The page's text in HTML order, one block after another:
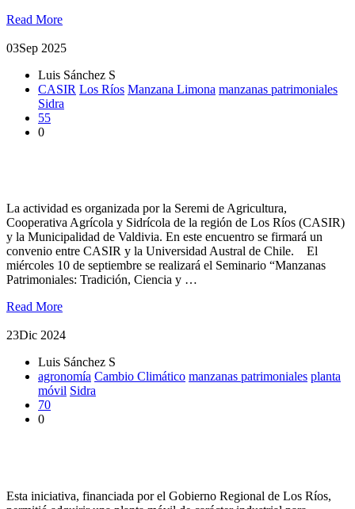
Read More
03Sep 2025
Luis Sánchez S
CASIR Los Ríos Manzana Limona manzanas patrimoniales
Sidra
55
0
La actividad es organizada por la Seremi de Agricultura,
Cooperativa Agrícola y Sidrícola de la región de Los Ríos (CASIR)
y la Municipalidad de Valdivia. En este encuentro se firmará un
convenio entre CASIR y la Universidad Austral de Chile. El
miércoles 10 de septiembre se realizará el Seminario “Manzanas
Patrimoniales: Tradición, Ciencia y …
Read More
23Dic 2024
Luis Sánchez S
agronomía Cambio Climático manzanas patrimoniales planta
móvil Sidra
70
0
Esta iniciativa, financiada por el Gobierno Regional de Los Ríos,